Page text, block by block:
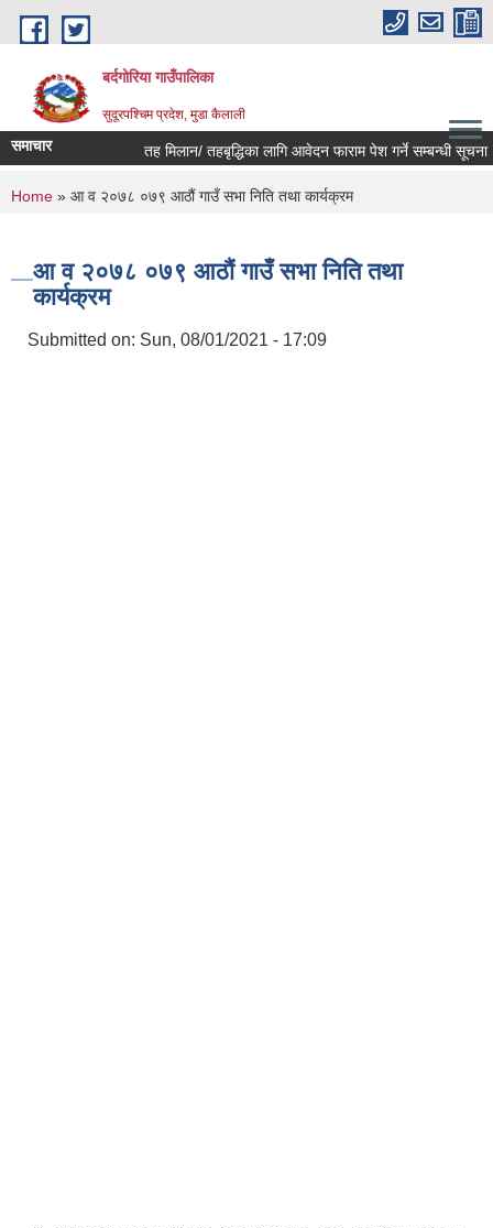
Skip to main content
बर्दगोरिया गाउँपालिका
सुदूरपश्चिम प्रदेश, मुडा कैलाली
समाचार तह मिलान/ तहबृद्धिका लागि आवेदन फाराम पेश गर्ने सम्बन्धी सूचना।
You are here
Home » आ व २०७८ ०७९ आठौं गाउँ सभा निति तथा कार्यक्रम
आ व २०७८ ०७९ आठौं गाउँ सभा निति तथा
कार्यक्रम
Submitted on: Sun, 08/01/2021 - 17:09